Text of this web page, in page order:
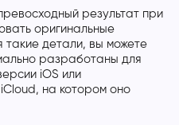
результат при
оригинальные
детали, вы можете
разработаны для
iOS или
на котором оно